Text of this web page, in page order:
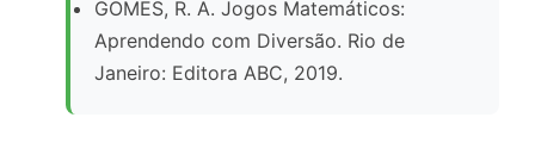
GOMES, R. A. Jogos Matemáticos:
Aprendendo com Diversão. Rio de
Janeiro: Editora ABC, 2019.